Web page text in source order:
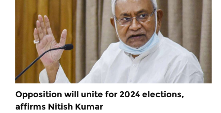
Opposition will unite for 2024 elections,
affirms Nitish Kumar